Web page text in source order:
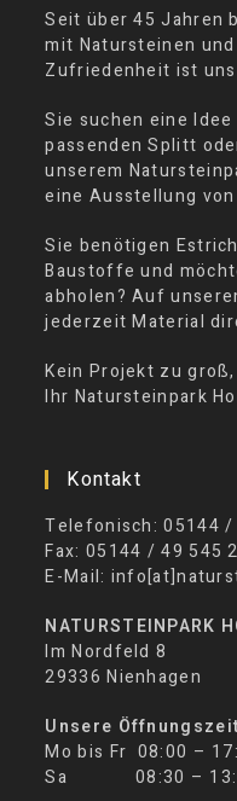
Seit über 45 Jahren
mit Natursteinen
Zufriedenheit ist
Sie suchen eine
passenden Splitt
unserem
eine Ausstellung
Sie benötigen
Baustoffe und
abholen? Auf
jederzeit Material
Kein Projekt zu
Ihr Natursteinpark
Kontakt
Telefonisch: 05144 /
Fax: 05144 / 49 545
E-Mail:
NATURSTEINPARK
Im Nordfeld 8
29336 Nienhagen
Unsere
Mo bis Fr 08:00 –
Sa 08:30 –